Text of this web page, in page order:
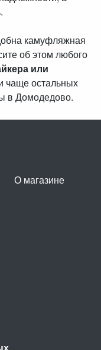
камуфляжная
об этом любого
или
чаще остальных
в Домодедово.
О магазине